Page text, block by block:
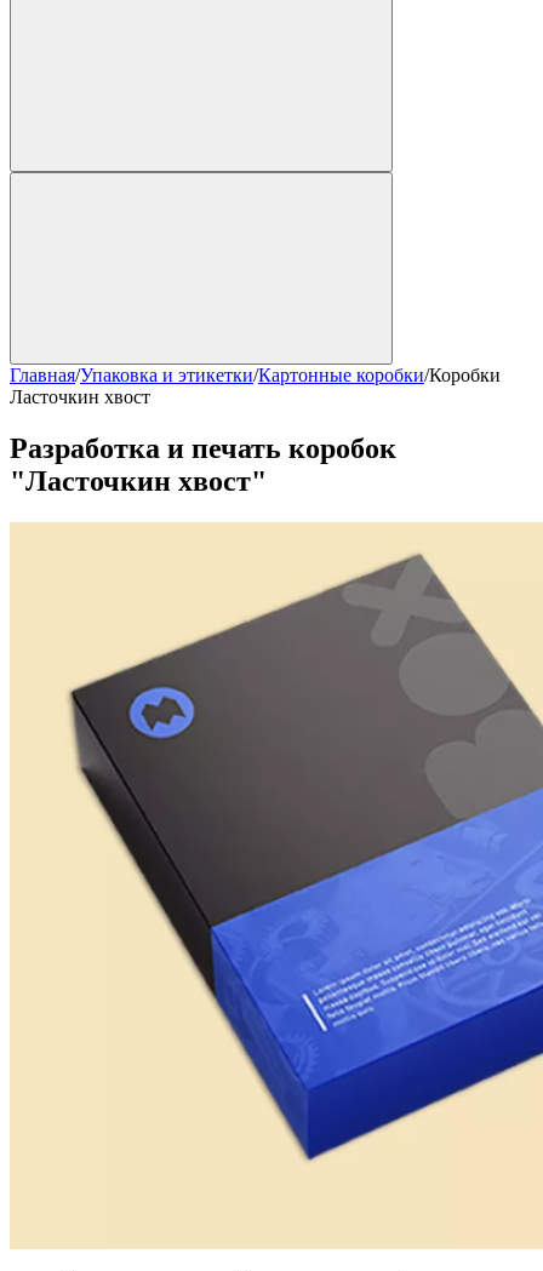
Главная/Упаковка и этикетки/Картонные коробки/Коробки
Ласточкин хвост
Разработка и печать коробок
"Ласточкин хвост"